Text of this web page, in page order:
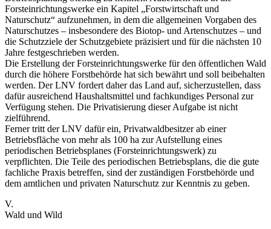
Forsteinrichtungswerke ein Kapitel „Forstwirtschaft und
Naturschutz“ aufzunehmen, in dem die allgemeinen Vorgaben des
Naturschutzes – insbesondere des Biotop- und Artenschutzes – und
die Schutzziele der Schutzgebiete präzisiert und für die nächsten 10
Jahre festgeschrieben werden.
Die Erstellung der Forsteinrichtungswerke für den öffentlichen Wald
durch die höhere Forstbehörde hat sich bewährt und soll beibehalten
werden. Der LNV fordert daher das Land auf, sicherzustellen, dass
dafür ausreichend Haushaltsmittel und fachkundiges Personal zur
Verfügung stehen. Die Privatisierung dieser Aufgabe ist nicht
zielführend.
Ferner tritt der LNV dafür ein, Privatwaldbesitzer ab einer
Betriebsfläche von mehr als 100 ha zur Aufstellung eines
periodischen Betriebsplanes (Forsteinrichtungswerk) zu
verpflichten. Die Teile des periodischen Betriebsplans, die die gute
fachliche Praxis betreffen, sind der zuständigen Forstbehörde und
dem amtlichen und privaten Naturschutz zur Kenntnis zu geben.
V.
Wald und Wild